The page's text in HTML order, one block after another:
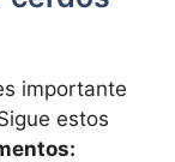
importante
estos‌